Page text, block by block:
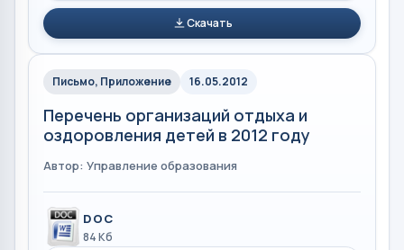
Скачать
Письмо, Приложение 16.05.2012
Перечень организаций отдыха и
оздоровления детей в 2012 году
Автор: Управление образования
DOC
84 Кб